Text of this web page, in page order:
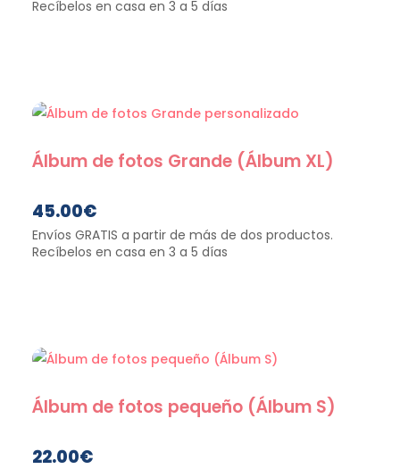
Álbum de fotos Grande (Álbum XL)
45.00€
Álbum de fotos pequeño (Álbum S)
22.00€